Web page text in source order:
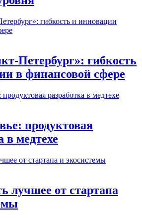
Петербург»: гибкость
в финансовой сфере
продуктовая
в медтехе
лучшее от стартапа